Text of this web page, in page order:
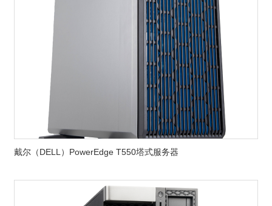
戴尔（DELL）PowerEdge T550塔式服务器